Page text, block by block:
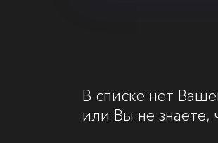
В списке нет
или Вы не знаете,